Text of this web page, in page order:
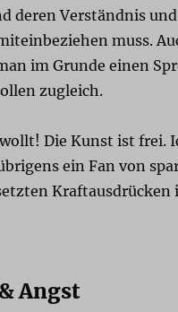
deren Verständnis und
muss.
im Grunde einen
zugleich.
Die Kunst ist frei.
ein Fan von
Kraftausdrücken
Angst